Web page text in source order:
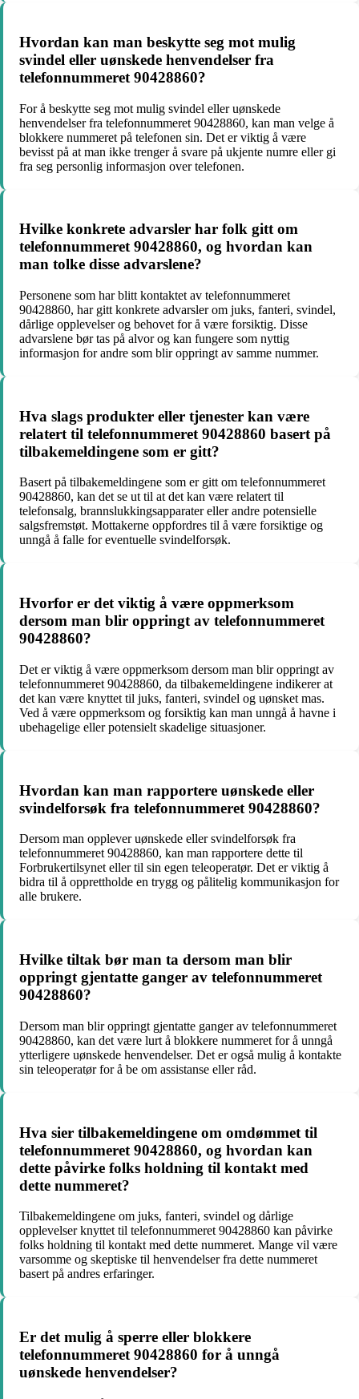
Hvordan kan man beskytte seg mot mulig
svindel eller uønskede henvendelser fra
telefonnummeret 90428860?
For å beskytte seg mot mulig svindel eller uønskede
henvendelser fra telefonnummeret 90428860, kan man velge å
blokkere nummeret på telefonen sin. Det er viktig å være
bevisst på at man ikke trenger å svare på ukjente numre eller gi
fra seg personlig informasjon over telefonen.
Hvilke konkrete advarsler har folk gitt om
telefonnummeret 90428860, og hvordan kan
man tolke disse advarslene?
Personene som har blitt kontaktet av telefonnummeret
90428860, har gitt konkrete advarsler om juks, fanteri, svindel,
dårlige opplevelser og behovet for å være forsiktig. Disse
advarslene bør tas på alvor og kan fungere som nyttig
informasjon for andre som blir oppringt av samme nummer.
Hva slags produkter eller tjenester kan være
relatert til telefonnummeret 90428860 basert på
tilbakemeldingene som er gitt?
Basert på tilbakemeldingene som er gitt om telefonnummeret
90428860, kan det se ut til at det kan være relatert til
telefonsalg, brannslukkingsapparater eller andre potensielle
salgsfremstøt. Mottakerne oppfordres til å være forsiktige og
unngå å falle for eventuelle svindelforsøk.
Hvorfor er det viktig å være oppmerksom
dersom man blir oppringt av telefonnummeret
90428860?
Det er viktig å være oppmerksom dersom man blir oppringt av
telefonnummeret 90428860, da tilbakemeldingene indikerer at
det kan være knyttet til juks, fanteri, svindel og uønsket mas.
Ved å være oppmerksom og forsiktig kan man unngå å havne i
ubehagelige eller potensielt skadelige situasjoner.
Hvordan kan man rapportere uønskede eller
svindelforsøk fra telefonnummeret 90428860?
Dersom man opplever uønskede eller svindelforsøk fra
telefonnummeret 90428860, kan man rapportere dette til
Forbrukertilsynet eller til sin egen teleoperatør. Det er viktig å
bidra til å opprettholde en trygg og pålitelig kommunikasjon for
alle brukere.
Hvilke tiltak bør man ta dersom man blir
oppringt gjentatte ganger av telefonnummeret
90428860?
Dersom man blir oppringt gjentatte ganger av telefonnummeret
90428860, kan det være lurt å blokkere nummeret for å unngå
ytterligere uønskede henvendelser. Det er også mulig å kontakte
sin teleoperatør for å be om assistanse eller råd.
Hva sier tilbakemeldingene om omdømmet til
telefonnummeret 90428860, og hvordan kan
dette påvirke folks holdning til kontakt med
dette nummeret?
Tilbakemeldingene om juks, fanteri, svindel og dårlige
opplevelser knyttet til telefonnummeret 90428860 kan påvirke
folks holdning til kontakt med dette nummeret. Mange vil være
varsomme og skeptiske til henvendelser fra dette nummeret
basert på andres erfaringer.
Er det mulig å sperre eller blokkere
telefonnummeret 90428860 for å unngå
uønskede henvendelser?